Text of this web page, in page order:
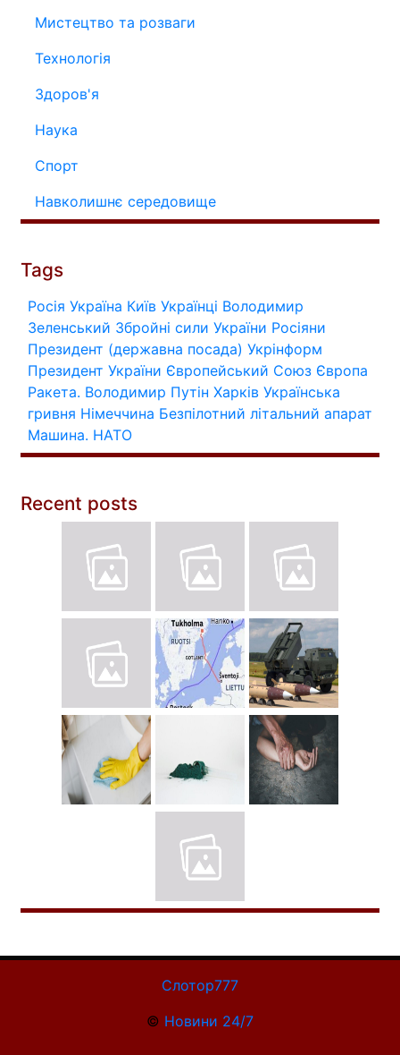
Мистецтво та розваги
Технологія
Здоров'я
Наука
Спорт
Навколишнє середовище
Tags
Росія Україна Київ Українці Володимир
Зеленський Збройні сили України Росіяни
Президент (державна посада) Укрінформ
Президент України Європейський Союз Європа
Ракета. Володимир Путін Харків Українська
гривня Німеччина Безпілотний літальний апарат
Машина. НАТО
Recent posts
Слотор777
© Новини 24/7